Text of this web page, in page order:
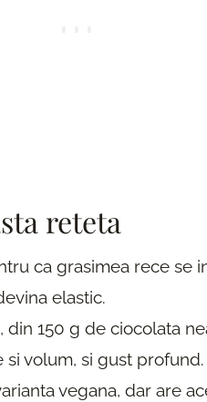
reteta
ca grasimea rece se
elastic.
, din 150 g de ciocolata
si volum, si gust profund.
vegana, dar are